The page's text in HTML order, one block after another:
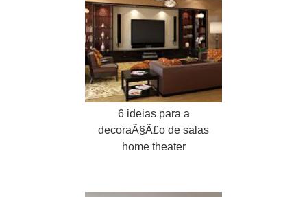
6 ideias para a
decoraÃ§Ã£o de salas
home theater